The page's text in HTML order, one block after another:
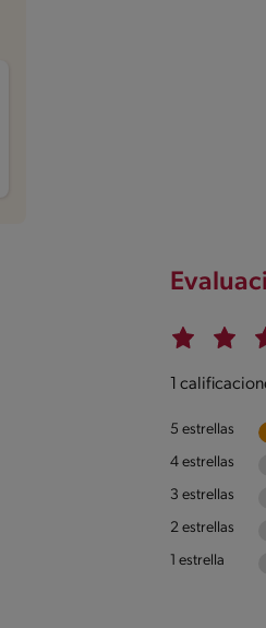
1
5 estrellas
4 estrellas
3 estrellas
2 estrellas
1 estrella